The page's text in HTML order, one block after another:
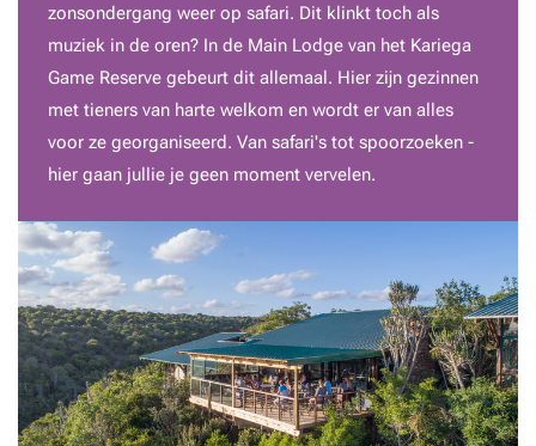
zonsondergang weer op safari. Dit klinkt toch als
muziek in de oren? In de Main Lodge van het Kariega
Game Reserve gebeurt dit allemaal. Hier zijn gezinnen
met tieners van harte welkom en wordt er van alles
voor ze georganiseerd. Van safari's tot spoorzoeken -
hier gaan jullie je geen moment vervelen.